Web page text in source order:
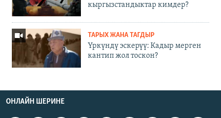
кыргызстандыктар кимдер?
ТАРЫХ ЖАНА ТАГДЫР
Үркүндү эскерүү: Кадыр мерген
кантип жол тоскон?
ОНЛАЙН ШЕРИНЕ